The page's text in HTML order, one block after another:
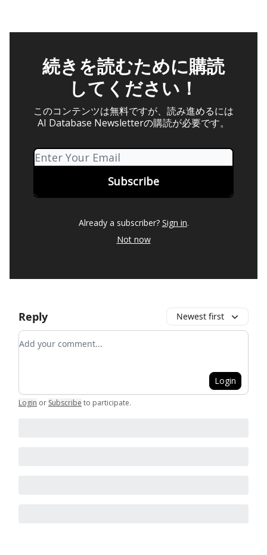
続きを読むために購読
してください！
このコンテンツは無料ですが、読み進めるには
AI Database Newsletterの購読が必要です。
Already a subscriber? Sign in.
Not now
Reply Newest first
Add your comment
Login
Login or Subscribe to participate.